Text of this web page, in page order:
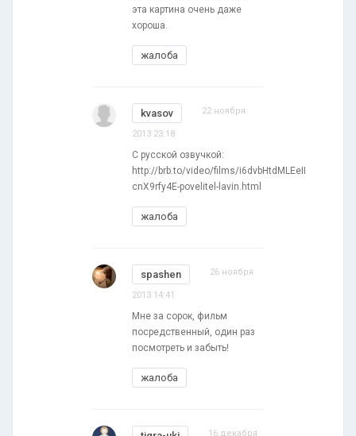
эта картина очень даже
хороша.
жалоба
kvasov 22 ноября
2013 23:18
С русской озвучкой:
http://brb.to/video/films/i6dvbHtdMLEeII
cnX9rfy4E-povelitel-lavin.html
жалоба
spashen 26 ноября
2013 14:41
Мне за сорок, фильм
посредственный, один раз
посмотреть и забыть!
жалоба
16 декабря